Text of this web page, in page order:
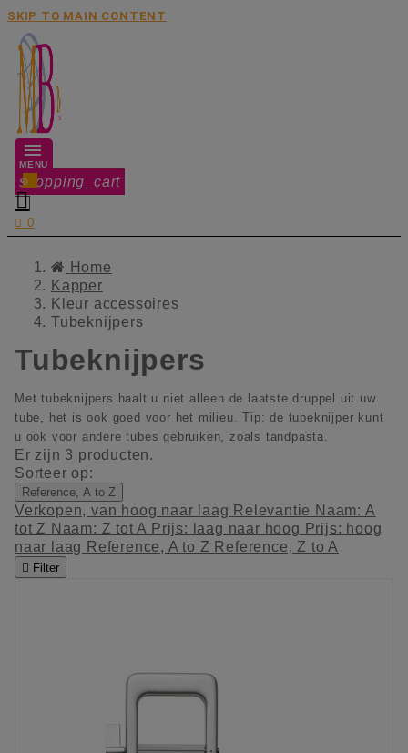
SKIP TO MAIN CONTENT
MENU
shopping_cart
0

 0
Home
Kapper
Kleur accessoires
Tubeknijpers
Tubeknijpers
Met tubeknijpers haalt u niet alleen de laatste druppel uit uw
tube, het is ook goed voor het milieu. Tip: de tubeknijper kunt
u ook voor andere tubes gebruiken, zoals tandpasta.
Er zijn 3 producten.
Sorteer op:
Reference, A to Z
Verkopen, van hoog naar laag Relevantie Naam: A
tot Z Naam: Z tot A Prijs: laag naar hoog Prijs: hoog
naar laag Reference, A to Z Reference, Z to A
 Filter